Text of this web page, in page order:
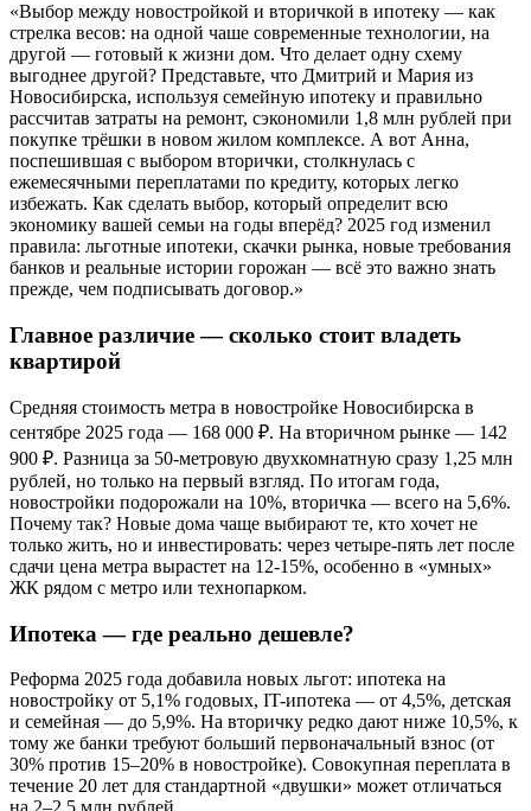
«Выбор между новостройкой и вторичкой в ипотеку — как
стрелка весов: на одной чаше современные технологии, на
другой — готовый к жизни дом. Что делает одну схему
выгоднее другой? Представьте, что Дмитрий и Мария из
Новосибирска, используя семейную ипотеку и правильно
рассчитав затраты на ремонт, сэкономили 1,8 млн рублей при
покупке трёшки в новом жилом комплексе. А вот Анна,
поспешившая с выбором вторички, столкнулась с
ежемесячными переплатами по кредиту, которых легко
избежать. Как сделать выбор, который определит всю
экономику вашей семьи на годы вперёд? 2025 год изменил
правила: льготные ипотеки, скачки рынка, новые требования
банков и реальные истории горожан — всё это важно знать
прежде, чем подписывать договор.»
Главное различие — сколько стоит владеть
квартирой
Средняя стоимость метра в новостройке Новосибирска в
сентябре 2025 года — 168 000 ₽. На вторичном рынке — 142
900 ₽. Разница за 50-метровую двухкомнатную сразу 1,25 млн
рублей, но только на первый взгляд. По итогам года,
новостройки подорожали на 10%, вторичка — всего на 5,6%.
Почему так? Новые дома чаще выбирают те, кто хочет не
только жить, но и инвестировать: через четыре-пять лет после
сдачи цена метра вырастет на 12-15%, особенно в «умных»
ЖК рядом с метро или технопарком.
Ипотека — где реально дешевле?
Реформа 2025 года добавила новых льгот: ипотека на
новостройку от 5,1% годовых, IT-ипотека — от 4,5%, детская
и семейная — до 5,9%. На вторичку редко дают ниже 10,5%, к
тому же банки требуют больший первоначальный взнос (от
30% против 15–20% в новостройке). Совокупная переплата в
течение 20 лет для стандартной «двушки» может отличаться